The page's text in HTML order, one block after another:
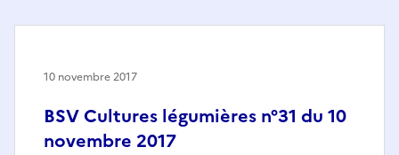
BSV Cultures légumières n°31 du 10
novembre 2017
10 novembre 2017